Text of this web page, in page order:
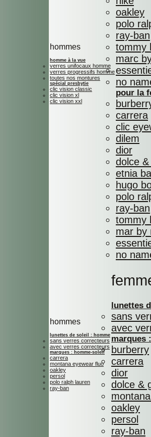
hommes
homme à la vue
verres unifocaux homme
verres progressifs homme
toutes nos montures
spécial presbytie
clic vision classic
clic vision xl
clic vision xxl
oakley
polo
ray-ban
tommy
marc
no
pour la
carrera
clic
dilem
dior
dolce
etnia
hugo
polo
ray-ban
tommy
mar by
no
hommes
lunettes de soleil : homme
sans verres correcteurs
avec verres correcteurs
marques : homme-soleil
carrera
montana eyewear fluo
oakley
persol
polo ralph lauren
ray-ban
lunettes
sans
avec
marques
burberry
carrera
dior
dolce &
oakley
persol
ray-ban